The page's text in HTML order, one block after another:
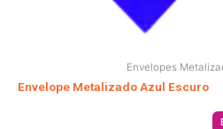
Envelopes
Envelope Metalizado Azul Escuro